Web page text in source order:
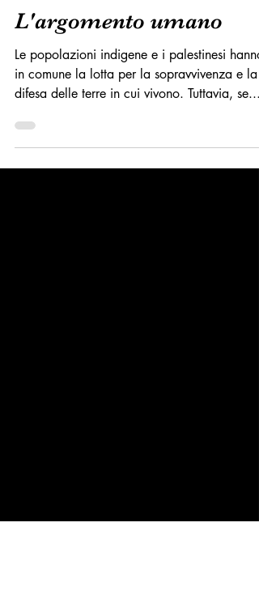
23 ago 2023
Tempo di lettura: 5 min
L'argomento umano
Le popolazioni indigene e i palestinesi hanno
difesa delle terre in cui vivono. Tuttavia, se...